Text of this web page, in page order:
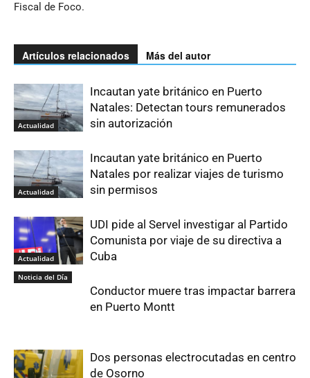
Fiscal de Foco.
Artículos relacionados Más del autor
Actualidad
Incautan yate británico en Puerto
Natales: Detectan tours remunerados
sin autorización
Actualidad
Incautan yate británico en Puerto
Natales por realizar viajes de turismo
sin permisos
Actualidad
UDI pide al Servel investigar al Partido
Comunista por viaje de su directiva a
Cuba
Noticia del Día
Conductor muere tras impactar barrera
en Puerto Montt
Dos personas electrocutadas en centro
de Osorno